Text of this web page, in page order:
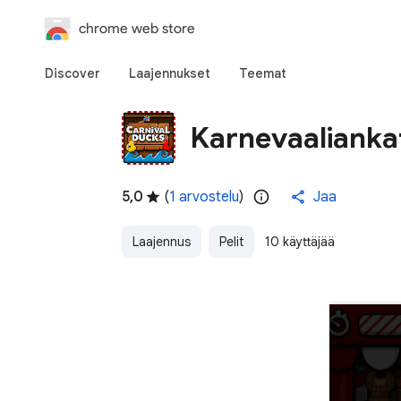
chrome web store
Discover Laajennukset Teemat
5,0 (1 arvostelu) Jaa
Laajennus Pelit 10 käyttäjää